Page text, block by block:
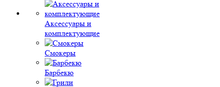
Аксессуары и
комплектующие
Смокеры
Барбекю